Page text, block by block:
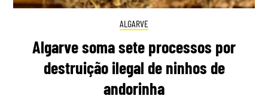
ALGARVE
Algarve soma sete processos por
destruição ilegal de ninhos de
andorinha